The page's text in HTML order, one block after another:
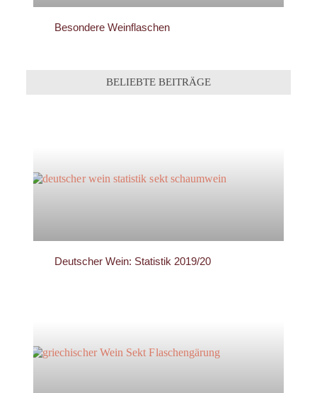
Besondere Weinflaschen
BELIEBTE BEITRÄGE
Deutscher Wein: Statistik 2019/20